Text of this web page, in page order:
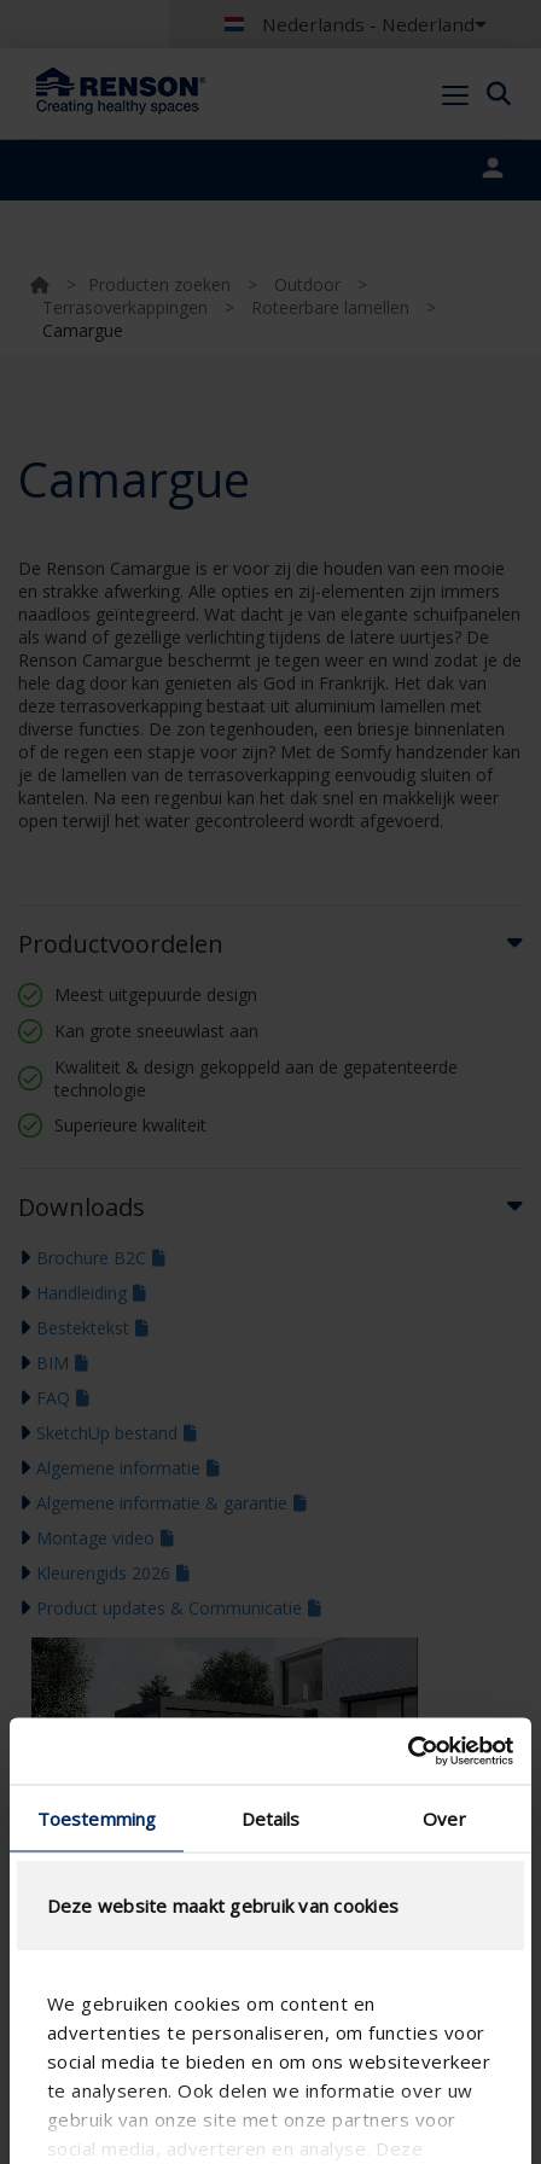
Toestemming Details Over
Deze website maakt gebruik van cookies
We gebruiken cookies om content en
advertenties te personaliseren, om functies voor
social media te bieden en om ons websiteverkeer
te analyseren. Ook delen we informatie over uw
gebruik van onze site met onze partners voor
social media, adverteren en analyse. Deze
Nederlands - Nederland
> Producten zoeken > Outdoor
>
Terrasoverkappingen
> Roteerbare lamellen
>
Camargue
Camargue
De Renson Camargue is er voor zij die houden van een mooie
en strakke afwerking. Alle opties en zij-elementen zijn immers
naadloos geïntegreerd. Wat dacht je van elegante schuifpanelen
als wand of gezellige verlichting tijdens de latere uurtjes? De
Renson Camargue beschermt je tegen weer en wind zodat je de
hele dag door kan genieten als God in Frankrijk. Het dak van
deze terrasoverkapping bestaat uit aluminium lamellen met
diverse functies. De zon tegenhouden, een briesje binnenlaten
of de regen een stapje voor zijn? Met de Somfy handzender kan
je de lamellen van de terrasoverkapping eenvoudig sluiten of
kantelen. Na een regenbui kan het dak snel en makkelijk weer
open terwijl het water gecontroleerd wordt afgevoerd.
Productvoordelen
Meest uitgepuurde design
Kan grote sneeuwlast aan
Kwaliteit & design gekoppeld aan de gepatenteerde
technologie
Superieure kwaliteit
Downloads
Brochure B2C
Handleiding
Bestektekst
BIM
FAQ
SketchUp bestand
Algemene informatie
Algemene informatie & garantie
Montage video
Kleurengids 2026
Product updates & Communicatie